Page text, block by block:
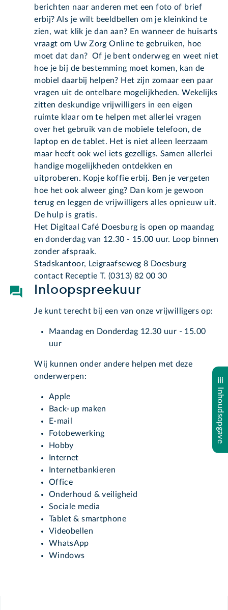
Inhoudsopgave
berichten naar anderen met een foto of brief
erbij? Als je wilt beeldbellen om je kleinkind te
zien, wat klik je dan aan? En wanneer de huisarts
vraagt om Uw Zorg Online te gebruiken, hoe
moet dat dan? Of je bent onderweg en weet niet
hoe je bij de bestemming moet komen, kan de
mobiel daarbij helpen? Het zijn zomaar een paar
vragen uit de ontelbare mogelijkheden. Wekelijks
zitten deskundige vrijwilligers in een eigen
ruimte klaar om te helpen met allerlei vragen
over het gebruik van de mobiele telefoon, de
laptop en de tablet. Het is niet alleen leerzaam
maar heeft ook wel iets gezelligs. Samen allerlei
handige mogelijkheden ontdekken en
uitproberen. Kopje koffie erbij. Ben je vergeten
hoe het ook alweer ging? Dan kom je gewoon
terug en leggen de vrijwilligers alles opnieuw uit.
De hulp is gratis.
Het Digitaal Café Doesburg is open op maandag
en donderdag van 12.30 - 15.00 uur. Loop binnen
zonder afspraak.
Stadskantoor, Leigraafseweg 8 Doesburg
contact Receptie T. (0313) 82 00 30
Inloopspreekuur
Je kunt terecht bij een van onze vrijwilligers op:
Maandag en Donderdag 12.30 uur - 15.00
uur
Wij kunnen onder andere helpen met deze
onderwerpen:
Apple
Back-up maken
E-mail
Fotobewerking
Hobby
Internet
Internetbankieren
Office
Onderhoud & veiligheid
Sociale media
Tablet & smartphone
Videobellen
WhatsApp
Windows